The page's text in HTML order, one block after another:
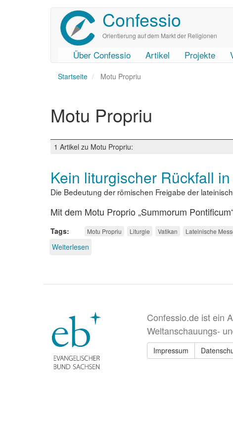
Confessio
Orientierung auf dem Markt der Religionen
User
account
Main
navigation
Über Confessio Artikel Projekte
Startseite Motu Propriu
Motu Propriu
1 Artikel zu Motu Propriu:
Kein liturgischer Rückfall
Die Bedeutung der römischen Freigabe der
Mit dem Motu Proprio „Summorum
Tags Motu Propriu Liturgie Vatikan Lateinische
Weiterlesen
in
Confessio.de ist ein
Weltanschauungs-
Impressum